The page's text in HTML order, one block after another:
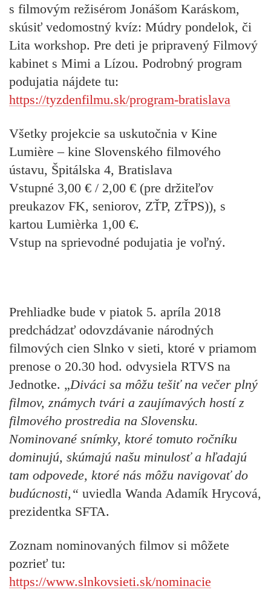
s filmovým režisérom Jonášom Karáskom,
skúsiť vedomostný kvíz: Múdry pondelok, či
Lita workshop. Pre deti je pripravený Filmový
kabinet s Mimi a Lízou. Podrobný program
podujatia nájdete tu:
https://tyzdenfilmu.sk/program-bratislava
Všetky projekcie sa uskutočnia v Kine
Lumière – kine Slovenského filmového
ústavu, Špitálska 4, Bratislava
Vstupné 3,00 € / 2,00 € (pre držiteľov
preukazov FK, seniorov, ZŤP, ZŤPS)), s
kartou Lumièrka 1,00 €.
Vstup na sprievodné podujatia je voľný.
Prehliadke bude v piatok 5. apríla 2018
predchádzať odovzdávanie národných
filmových cien Slnko v sieti, ktoré v priamom
prenose o 20.30 hod. odvysiela RTVS na
Jednotke. „Diváci sa môžu tešiť na večer plný
filmov, známych tvári a zaujímavých hostí z
filmového prostredia na Slovensku.
Nominované snímky, ktoré tomuto ročníku
dominujú, skúmajú našu minulosť a hľadajú
tam odpovede, ktoré nás môžu navigovať do
budúcnosti,“ uviedla Wanda Adamík Hrycová,
prezidentka SFTA.
Zoznam nominovaných filmov si môžete
pozrieť tu:
https://www.slnkovsieti.sk/nominacie